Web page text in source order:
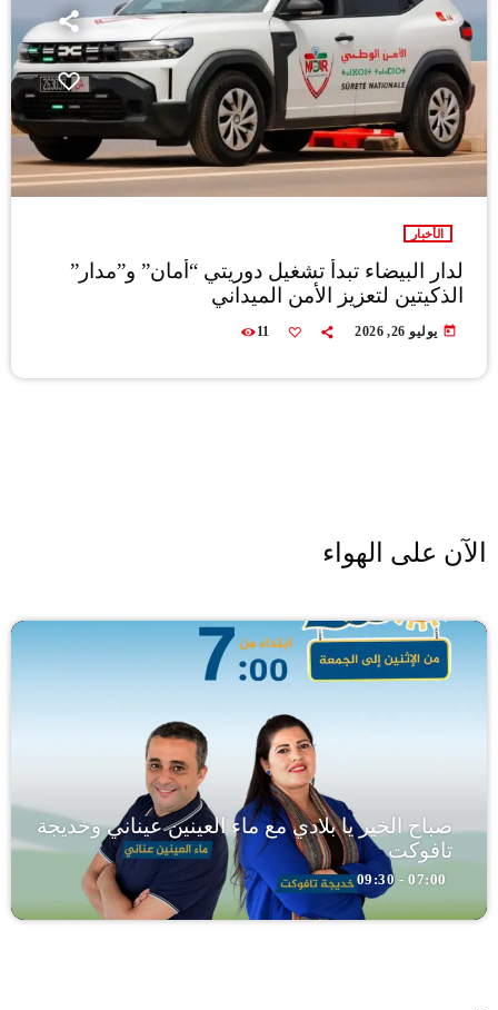
الأخبار
لدار البيضاء تبدأ تشغيل دوريتي “أمان” و”مدار”
الذكيتين لتعزيز الأمن الميداني
today يوليو 26, 2026 11
الآن على الهواء
صباح الخير يا بلادي مع ماء العينين عيناني وخديجة
تافوكت
07:00 - 09:30